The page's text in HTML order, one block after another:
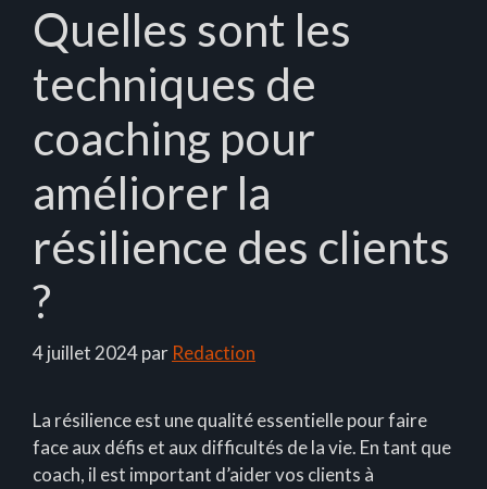
Quelles sont les
techniques de
coaching pour
améliorer la
résilience des clients
?
4 juillet 2024par Redaction
La résilience est une qualité essentielle pour faire
face aux défis et aux difficultés de la vie. En tant que
coach, il est important d’aider vos clients à